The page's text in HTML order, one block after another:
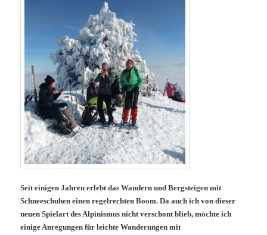
Seit einigen Jahren erlebt das Wandern und Bergsteigen mit
Schneeschuhen einen regelrechten Boom. Da auch ich von dieser
neuen Spielart des Alpinismus nicht verschont blieb, möchte ich
einige Anregungen für leichte Wanderungen mit